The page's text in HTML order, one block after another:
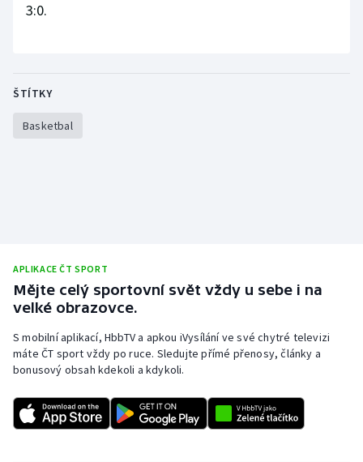
Triatlon
Vodní slalom
Volejbal
3:0.
ŠTÍTKY
Basketbal
APLIKACE ČT SPORT
Mějte celý sportovní svět vždy u sebe i na
velké obrazovce.
S mobilní aplikací, HbbTV a apkou iVysílání ve své chytré televizi
máte ČT sport vždy po ruce. Sledujte přímé přenosy, články a
bonusový obsah kdekoli a kdykoli.